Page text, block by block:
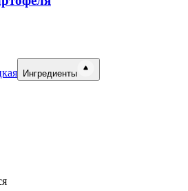
Ингредиенты